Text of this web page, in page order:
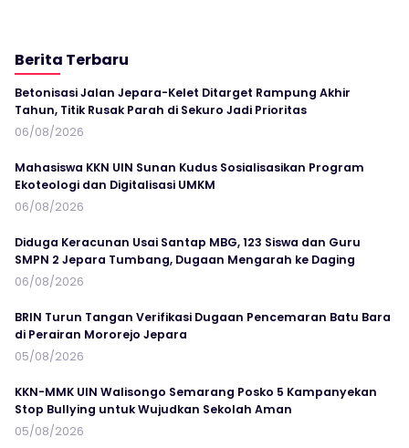
Berita Terbaru
Betonisasi Jalan Jepara-Kelet Ditarget Rampung Akhir
Tahun, Titik Rusak Parah di Sekuro Jadi Prioritas
06/08/2026
Mahasiswa KKN UIN Sunan Kudus Sosialisasikan Program
Ekoteologi dan Digitalisasi UMKM
06/08/2026
Diduga Keracunan Usai Santap MBG, 123 Siswa dan Guru
SMPN 2 Jepara Tumbang, Dugaan Mengarah ke Daging
06/08/2026
BRIN Turun Tangan Verifikasi Dugaan Pencemaran Batu Bara
di Perairan Mororejo Jepara
05/08/2026
KKN-MMK UIN Walisongo Semarang Posko 5 Kampanyekan
Stop Bullying untuk Wujudkan Sekolah Aman
05/08/2026